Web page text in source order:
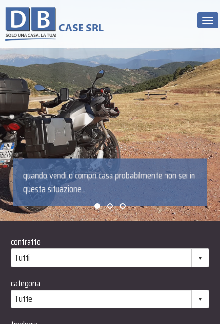
vendi o compri casa probabilmente non
situazione...
ma molto probabilmente in questa... si!
contratto
categoria